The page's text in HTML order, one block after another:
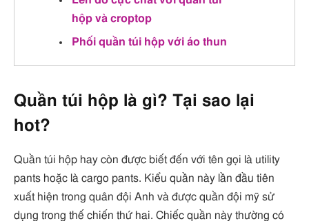
hộp và croptop
Phối quần túi hộp với áo thun
Quần túi hộp là gì? Tại sao lại
hot?
Quần túi hộp hay còn được biết đến với tên gọi là utility
pants hoặc là cargo pants. Kiểu quần này lần đầu tiên
xuất hiện trong quân đội Anh và được quần đội mỹ sử
dụng trong thế chiến thứ hai. Chiếc quần này thường có